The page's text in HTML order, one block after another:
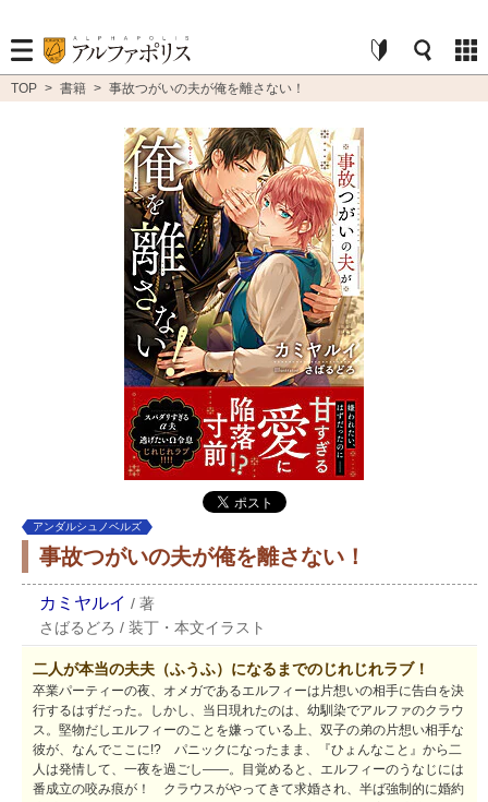
TOP > 書籍 > 事故つがいの夫が俺を離さない！
アンダルシュノベルズ
事故つがいの夫が俺を離さない！
カミヤルイ / 著
さばるどろ / 装丁・本文イラスト
二人が本当の夫夫（ふうふ）になるまでのじれじれラブ！
卒業パーティーの夜、オメガであるエルフィーは片想いの相手に告白を決
行するはずだった。しかし、当日現れたのは、幼馴染でアルファのクラウ
ス。堅物だしエルフィーのことを嫌っている上、双子の弟の片想い相手な
彼が、なんでここに!? パニックになったまま、『ひょんなこと』から二
人は発情して、一夜を過ごし――。目覚めると、エルフィーのうなじには
番成立の咬み痕が！ クラウスがやってきて求婚され、半ば強制的に婚約